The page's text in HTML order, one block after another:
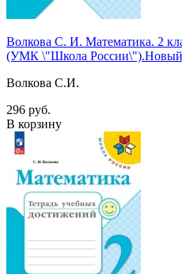
Волкова С. И. Математика. 2
(УМК \"Школа
Волкова С.И.
296 руб.
В корзину